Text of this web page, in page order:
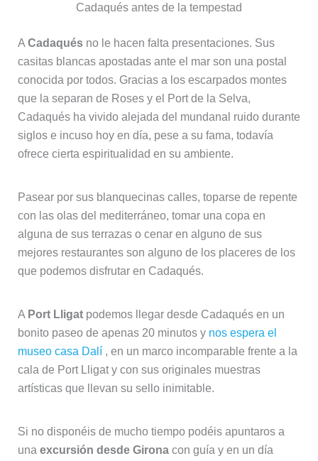
Cadaqués antes de la tempestad
A Cadaquésno le hacen falta presentaciones. Sus
casitas blancas apostadas ante el mar son una postal
conocida por todos. Gracias a los escarpados montes
que la separan de Roses y el Port de la Selva,
Cadaqués ha vivido alejada del mundanal ruido durante
siglos e incuso hoy en día, pese a su fama, todavía
ofrece cierta espiritualidad en su ambiente.
Pasear por sus blanquecinas calles, toparse de repente
con las olas del mediterráneo, tomar una copa en
alguna de sus terrazas o cenar en alguno de sus
mejores restaurantes son alguno de los placeres de los
que podemos disfrutar en Cadaqués.
A Port Lligat podemos llegar desde Cadaqués en un
bonito paseo de apenas 20 minutos y nos espera el
museo casa Dalí , en un marco incomparable frente a la
cala de Port Lligat y con sus originales muestras
artísticas que llevan su sello inimitable.
Si no disponéis de mucho tiempo podéis apuntaros a
una excursión desde Gironacon guía y en un día